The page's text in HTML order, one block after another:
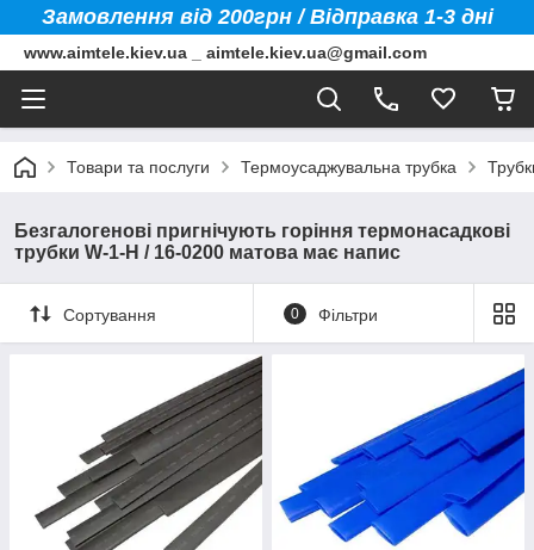
Замовлення від 200грн / Відправка 1-3 дні
www.aimtele.kiev.ua _ aimtele.kiev.ua@gmail.com
Товари та послуги Термоусаджувальна трубка
Безгалогенові пригнічують горіння термонасадкові
трубки W-1-H / 16-0200 матова має напис
Сортування 0 Фільтри